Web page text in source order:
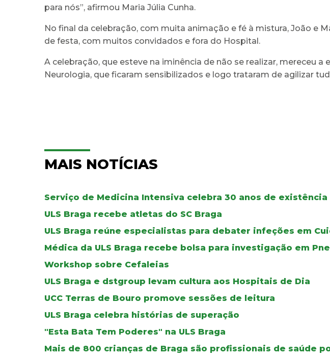
para nós”, afirmou Maria Júlia Cunha.
No final da celebração, com muita animação e fé à mistura, João e
de festa, com muitos convidados e fora do Hospital.
A celebração, que esteve na iminência de não se realizar, mereceu
Neurologia, que ficaram sensibilizados e logo trataram de agilizar
MAIS NOTÍCIAS
Serviço de Medicina Intensiva celebra 30 anos de existência
ULS Braga recebe atletas do SC Braga
ULS Braga reúne especialistas para debater infeções em
Médica da ULS Braga recebe bolsa para investigação em
Workshop sobre Cefaleias
ULS Braga e dstgroup levam cultura aos Hospitais de Dia
UCC Terras de Bouro promove sessões de leitura
ULS Braga celebra histórias de superação
"Esta Bata Tem Poderes" na ULS Braga
Mais de 800 crianças de Braga são profissionais de saúde